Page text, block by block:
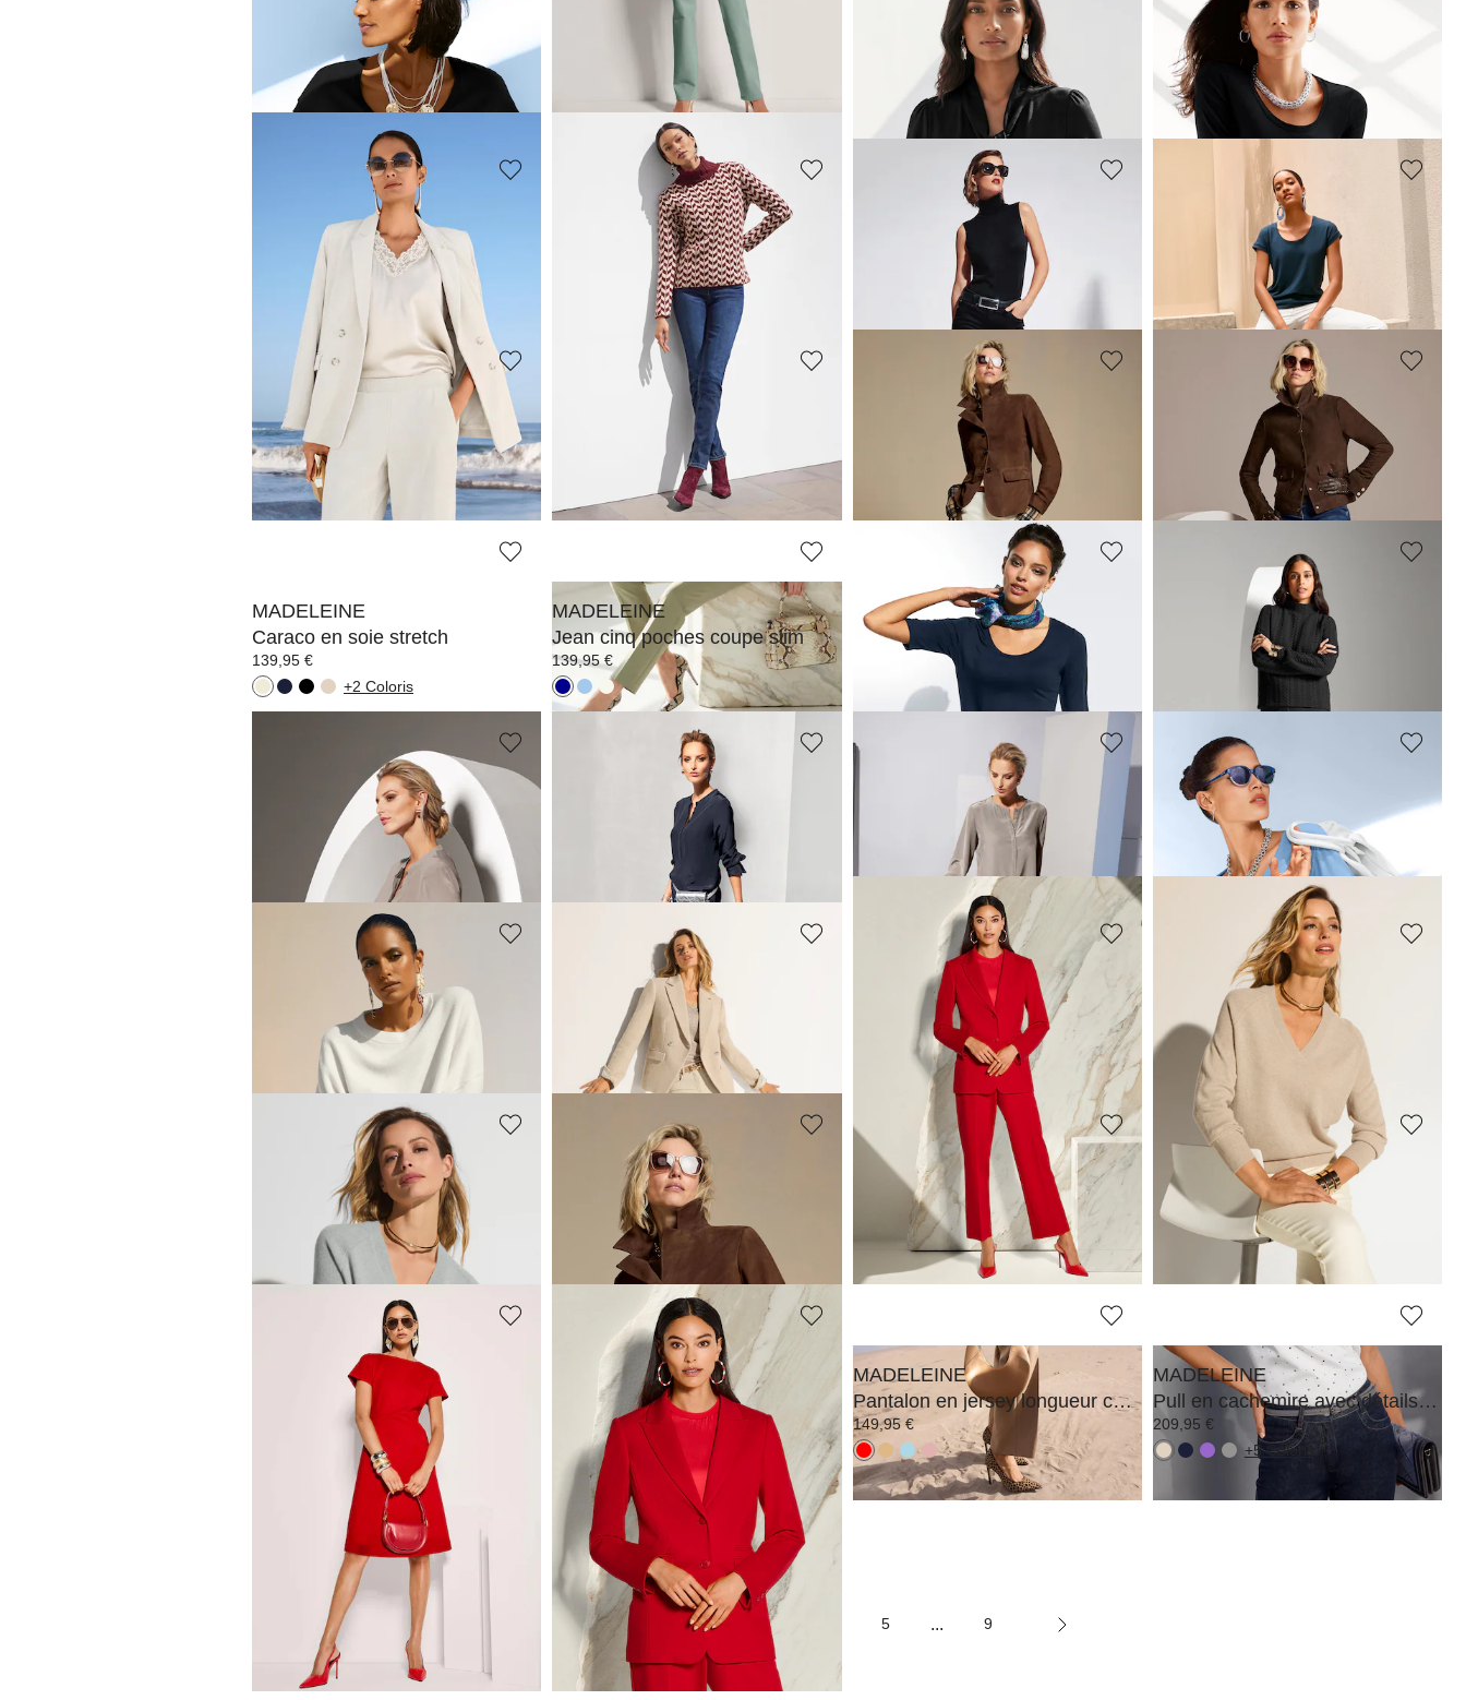
MADELEINE
Caraco élégant avec dentelle
149,95 €
Jupe ornée de dentelle
MADELEINE
T-shirt à col lavallière
+1 Coloris
MADELEINE
T-shirt à manches mi-longues
59,95 €
+6 Coloris
MADELEINE
109,95 €
+15 Coloris
MADELEINE
+15 Coloris
MADELEINE
+15 Coloris
MADELEINE
T-shirt à col rond
+5 Coloris
MADELEINE
T-shirt à col rond
59,95 €
+5 Coloris
MADELEINE
Jean barrel raccourci
MADELEINE
Jean barrel raccourci
MADELEINE
Caraco en soie stretch
139,95 €
+2 Coloris
MADELEINE
Jean cinq poches coupe slim
139,95 €
MADELEINE
T-shirt à manches mi-longues
+6 Coloris
MADELEINE
Pantalon stretch coupe ajustée
+5 Coloris
MADELEINE
Blouse longue en soie sans col
+2 Coloris
Pantalon stretch coupe ajustée
+5 Coloris
Pantalon stretch coupe ajustée
+5 Coloris
MADELEINE
Pull en coton
+2 Coloris
+2 Coloris
MADELEINE
119,95 €
+21 Coloris
MADELEINE
Jean avec franges fines au bas des jambes
+21 Coloris
MADELEINE
Blazer
199,95 €
MADELEINE
+5 Coloris
MADELEINE
Veste. Cuir nappa d'agneau
MADELEINE
Pantalon
149,95 €
MADELEINE
T-shirt orné de strass
119,95 €
MADELEINE
MADELEINE
Blazer long avec col à revers
279,95 €
MADELEINE
Pantalon en jersey longueur chevilles, avec plis marqués
149,95 €
MADELEINE
Pull en cachemire avec détails côtelés
209,95 €
+5 Coloris
1 2 5 ... 9